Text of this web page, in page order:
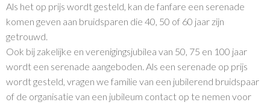
Als het op prijs wordt gesteld, kan de fanfare een serenade
komen geven aan bruidsparen die 40, 50 of 60 jaar zijn
getrouwd.
Ook bij zakelijke en verenigingsjubilea van 50, 75 en 100 jaar
wordt een serenade aangeboden. Als een serenade op prijs
wordt gesteld, vragen we familie van een jubilerend bruidspaar
of de organisatie van een jubileum contact op te nemen voor